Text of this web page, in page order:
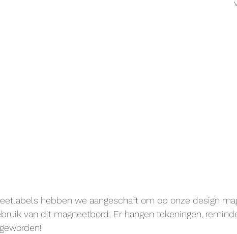
hebben we aangeschaft om op onze design
van dit magneetbord; Er hangen tekeningen,